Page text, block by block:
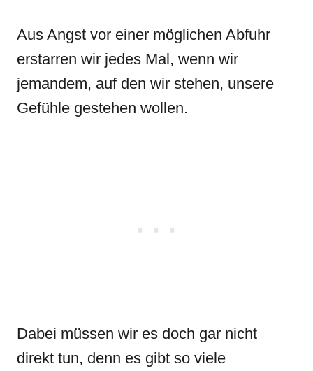
Aus Angst vor einer möglichen Abfuhr
erstarren wir jedes Mal, wenn wir
jemandem, auf den wir stehen, unsere
Gefühle gestehen wollen.
Dabei müssen wir es doch gar nicht
direkt tun, denn es gibt so viele